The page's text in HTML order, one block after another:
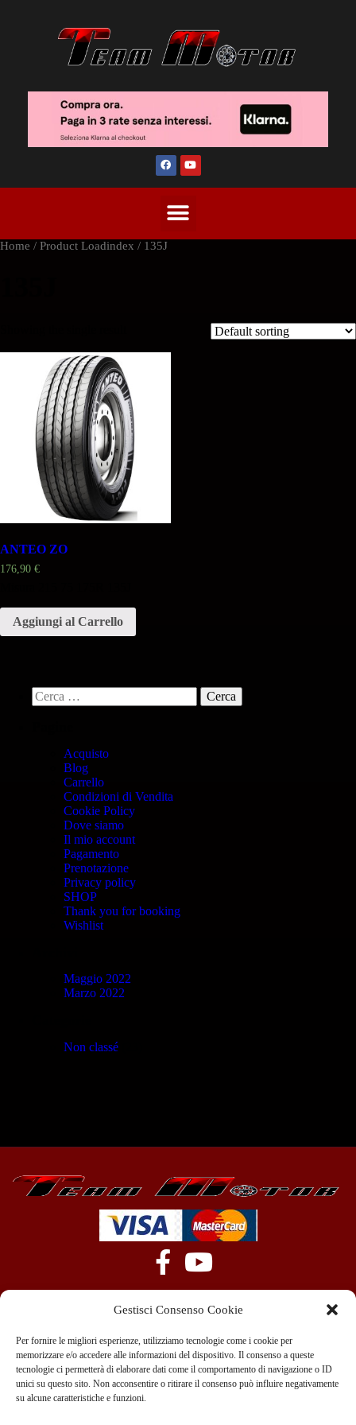
Gestisci Consenso Cookie
Per fornire le migliori esperienze, utilizziamo tecnologie come i cookie per
memorizzare e/o accedere alle informazioni del dispositivo. Il consenso a queste
tecnologie ci permetterà di elaborare dati come il comportamento di navigazione o ID
unici su questo sito. Non acconsentire o ritirare il consenso può influire negativamente
su alcune caratteristiche e funzioni.
Home / Product Loadindex / 135J
ANTEO ZO
176,90 €
Aggiungi al Carrello
Acquisto
Blog
Carrello
Condizioni di Vendita
Cookie Policy
Dove siamo
Il mio account
Pagamento
Prenotazione
Privacy policy
SHOP
Thank you for booking
Wishlist
Maggio 2022
Marzo 2022
Non classé
+39 351 970 89 33
info@teammotor.it